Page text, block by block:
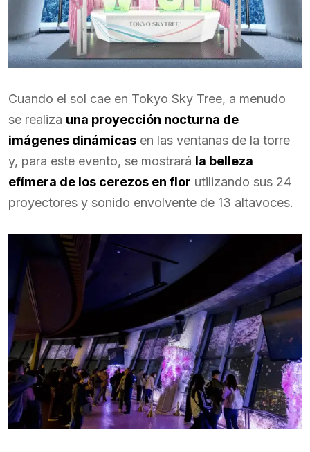
Cuando el sol cae en Tokyo Sky Tree, a menudo
se realiza una proyección nocturna de
imágenes dinámicas en las ventanas de la torre
y, para este evento, se mostrará la belleza
efímera de los cerezos en flor utilizando sus 24
proyectores y sonido envolvente de 13 altavoces.